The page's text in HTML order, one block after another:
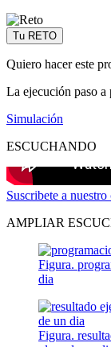
Tu RETO
Quiero hacer este
La ejecución paso a
Simulación
ESCUCHANDO
Suscribete a nuestro
AMPLIAR
Figura.
dia
Figura.